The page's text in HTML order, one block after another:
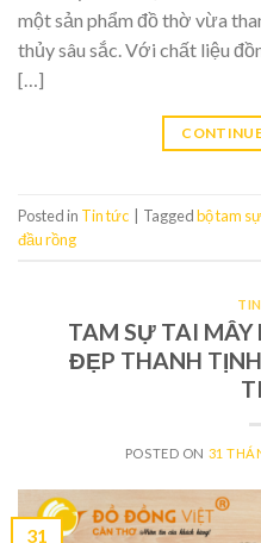
một sản phẩm đồ thờ vừa
thủy sâu sắc. Với chất liệu
[…]
Posted in Tin tức Taggedbộ tam sự
đầu rồng
TAM SỰ TAI
ĐẸP THANH
POSTED ON 31
31